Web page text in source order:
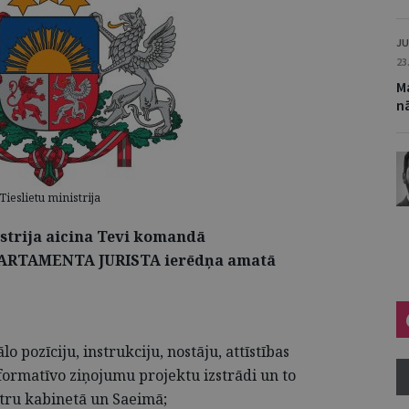
ministrija
aicina Tevi komandā
JURISTA ierēdņa amatā
pozīciju, instrukciju, nostāju, attīstības
ziņojumu projektu izstrādi un to
kabinetā un Saeimā;